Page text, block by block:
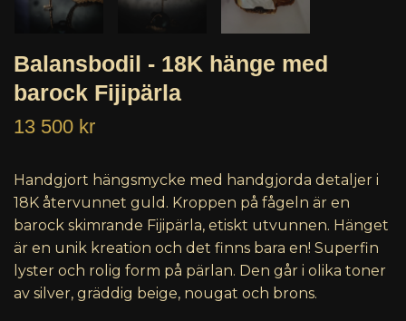
Balansbodil - 18K hänge med
barock Fijipärla
13 500 kr
Handgjort hängsmycke med handgjorda detaljer i
18K återvunnet guld. Kroppen på fågeln är en
barock skimrande Fijipärla, etiskt utvunnen. Hänget
är en unik kreation och det finns bara en! Superfin
lyster och rolig form på pärlan. Den går i olika toner
av silver, gräddig beige, nougat och brons.